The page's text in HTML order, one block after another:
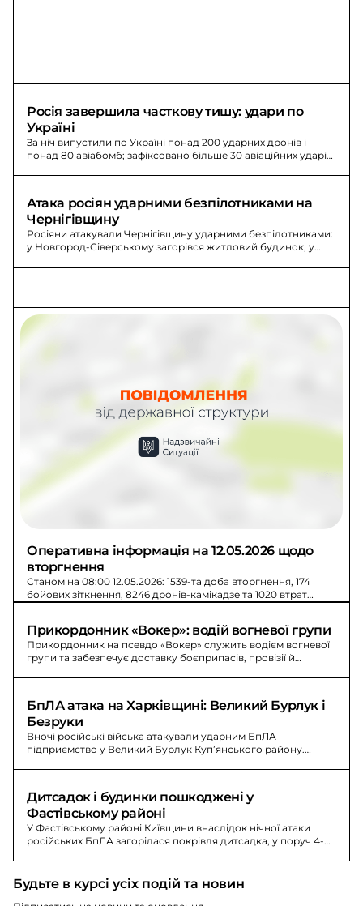
Росія завершила часткову тишу: удари по
Україні
За ніч випустили по Україні понад 200 ударних дронів і
понад 80 авіабомб; зафіксовано більше 30 авіаційних ударів.
Атака росіян ударними безпілотниками на
Чернігівщину
Росіяни атакували Чернігівщину ударними безпілотниками:
у Новгород-Сіверському загорівся житловий будинок, у
ліквідували.
Оперативна інформація на 12.05.2026 щодо
вторгнення
Станом на 08:00 12.05.2026: 1539-та доба вторгнення, 174
бойових зіткнення, 8246 дронів-камікадзе та 1020 втрат
Прикордонник «Вокер»: водій вогневої групи
Прикордонник на псевдо «Вокер» служить водієм вогневої
групи та забезпечує доставку боєприпасів, провізії й
БпЛА атака на Харківщині: Великий Бурлук і
Безруки
Вночі російські війська атакували ударним БпЛА
підприємство у Великий Бурлук Куп’янського району.
Дитсадок і будинки пошкоджені у
Фастівському районі
У Фастівському районі Київщини внаслідок нічної атаки
російських БпЛА загорілася покрівля дитсадка, у поруч 4-
Будьте в курсі усіх подій та новин